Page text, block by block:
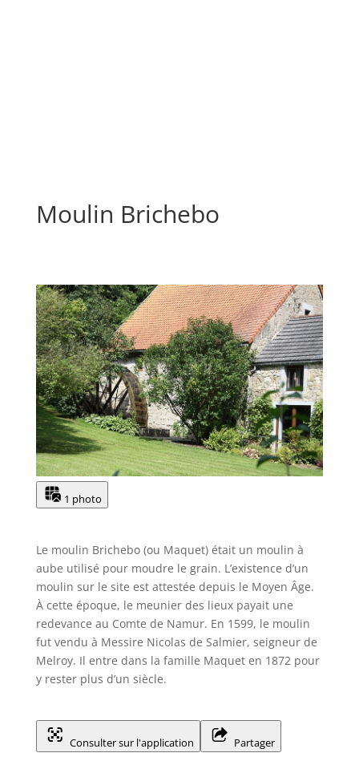
Moulin Brichebo
1 photo
Le moulin Brichebo (ou Maquet) était un moulin à
aube utilisé pour moudre le grain. L’existence d’un
moulin sur le site est attestée depuis le Moyen Âge.
À cette époque, le meunier des lieux payait une
redevance au Comte de Namur. En 1599, le moulin
fut vendu à Messire Nicolas de Salmier, seigneur de
Melroy. Il entre dans la famille Maquet en 1872 pour
y rester plus d’un siècle.
Consulter sur l'application Partager